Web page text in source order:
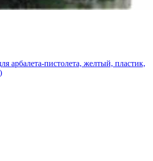
арбалета-пистолета, желтый, пластик,